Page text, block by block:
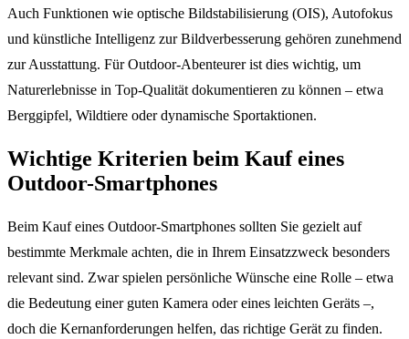
Auch Funktionen wie optische Bildstabilisierung (OIS), Autofokus
und künstliche Intelligenz zur Bildverbesserung gehören zunehmend
zur Ausstattung. Für Outdoor-Abenteurer ist dies wichtig, um
Naturerlebnisse in Top-Qualität dokumentieren zu können – etwa
Berggipfel, Wildtiere oder dynamische Sportaktionen.
Wichtige Kriterien beim Kauf eines
Outdoor-Smartphones
Beim Kauf eines Outdoor-Smartphones sollten Sie gezielt auf
bestimmte Merkmale achten, die in Ihrem Einsatzzweck besonders
relevant sind. Zwar spielen persönliche Wünsche eine Rolle – etwa
die Bedeutung einer guten Kamera oder eines leichten Geräts –,
doch die Kernanforderungen helfen, das richtige Gerät zu finden.